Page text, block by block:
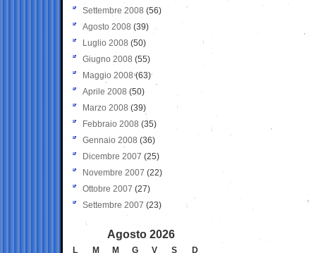
Settembre 2008 (56)
Agosto 2008 (39)
Luglio 2008 (50)
Giugno 2008 (55)
Maggio 2008(63)
Aprile 2008 (50)
Marzo 2008 (39)
Febbraio 2008 (35)
Gennaio 2008 (36)
Dicembre 2007 (25)
Novembre 2007 (22)
Ottobre 2007 (27)
Settembre 2007 (23)
Agosto 2026
L M M G V S
D